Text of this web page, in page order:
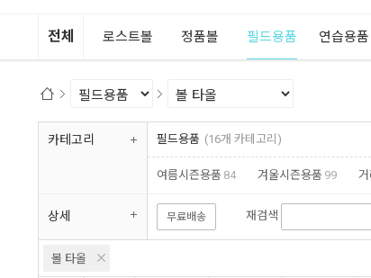
전체 로스트볼 정품볼 필드용품 연습용품
카테고리 필드용품 (16개 카테고리)
여름시즌용품 84 겨울시즌용품 99 거
우산/우의52 선글라스/고글194 홀
상세 무료배송 재검색
볼 타올